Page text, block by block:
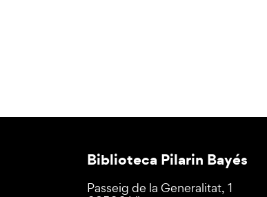
Biblioteca Pilarin Bayés
Passeig de la Generalitat, 1